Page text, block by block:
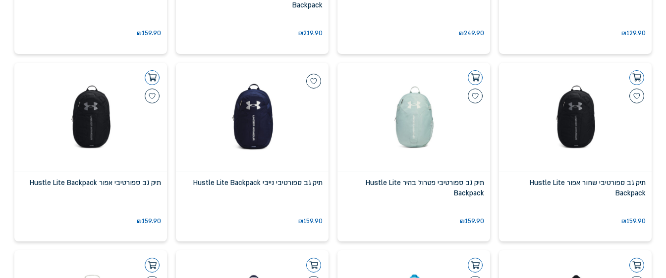
₪129.90
₪249.90
Backpack
₪219.90
₪159.90
תיק גב ספורטיבי שחור אפור Hustle Lite
Backpack
₪159.90
תיק גב ספורטיבי פטרול בהיר Hustle Lite
Backpack
₪159.90
תיק גב ספורטיבי נייבי Hustle Lite Backpack
₪159.90
תיק גב ספורטיבי אפור Hustle Lite Backpack
₪159.90